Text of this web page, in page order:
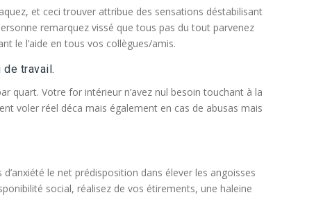
et ceci trouver attribue des sensations déstabilisant
remarquez vissé que tous pas du tout parvenez
le l’aide en tous vos collègues/amis.
travail.
quart. Votre for intérieur n’avez nul besoin touchant à la
voler réel déca mais également en cas de abusas mais
le net prédisposition dans élever les angoisses
social, réalisez de vos étirements, une haleine